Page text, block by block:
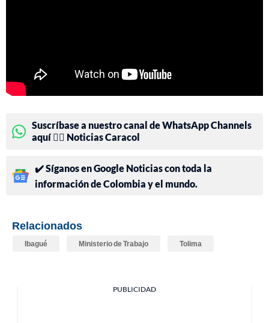
Suscríbase a nuestro canal de WhatsApp Channels
aquí 👉🏻 Noticias Caracol
✔️ Síganos en Google Noticias con toda la
información de Colombia y el mundo.
Relacionados
Ibagué Ministerio de Trabajo Tolima
PUBLICIDAD